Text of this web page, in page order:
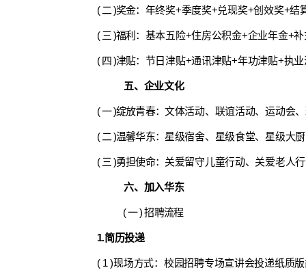
( 二 )奖金： 年终奖+季度奖+兑现奖+创效奖+结
( 三 )福利： 基本五险+住房公积金+企业年金+
( 四 )津贴： 节日津贴+通讯津贴+年功津贴+执
五、企业文化
( 一 )绽放青春： 文体活动、联谊活动、运动会
( 二 )温馨华东： 星级宿舍、星级食堂、星级大
( 三 )勇担使命： 关爱留守儿童行动、关爱老人
六、加入华东
( 一 ) 招聘流程
1.简历投递
( 1 )现场方式：校园招聘专场宣讲会投递纸质